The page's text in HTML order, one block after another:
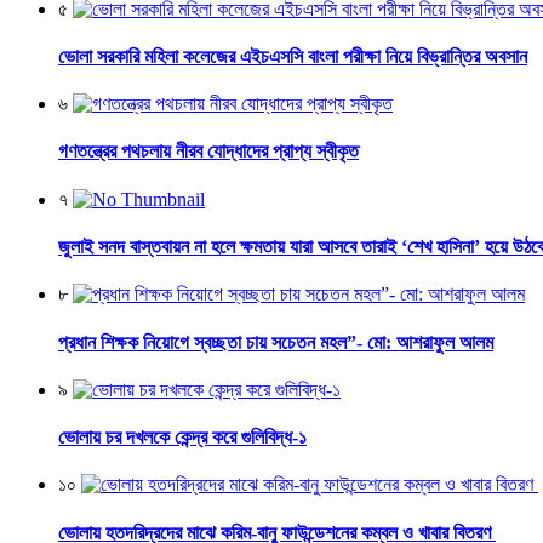
৫
ভোলা সরকারি মহিলা কলেজের এইচএসসি বাংলা পরীক্ষা নিয়ে বিভ্রান্তির অবসান
৬
গণতন্ত্রের পথচলায় নীরব যোদ্ধাদের প্রাপ্য স্বীকৃত
৭
জুলাই সনদ বাস্তবায়ন না হলে ক্ষমতায় যারা আসবে তারাই ‘শেখ হাসিনা’ হয়ে
৮
প্রধান শিক্ষক নিয়োগে স্বচ্ছতা চায় সচেতন মহল”- মো: আশরাফুল আলম
৯
ভোলায় চর দখলকে কেন্দ্র করে গুলিবিদ্ধ-১
১০
ভোলায় হতদরিদ্রদের মাঝে করিম-বানু ফাউন্ডেশনের কম্বল ও খাবার বিতরণ